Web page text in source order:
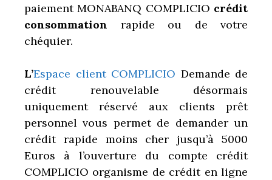
paiement MONABANQ COMPLICIO crédit
consommation rapide ou de votre
chéquier.
L’Espace client COMPLICIO Demande de
crédit renouvelable désormais
uniquement réservé aux clients prêt
personnel vous permet de demander un
crédit rapide moins cher jusqu’à 5000
Euros à l’ouverture du compte crédit
COMPLICIO organisme de crédit en ligne